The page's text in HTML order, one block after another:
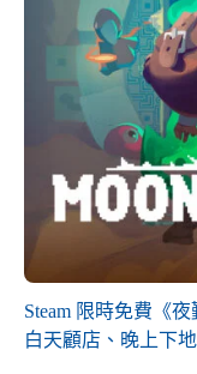
Steam 限時免費《
白天顧店、晚上下